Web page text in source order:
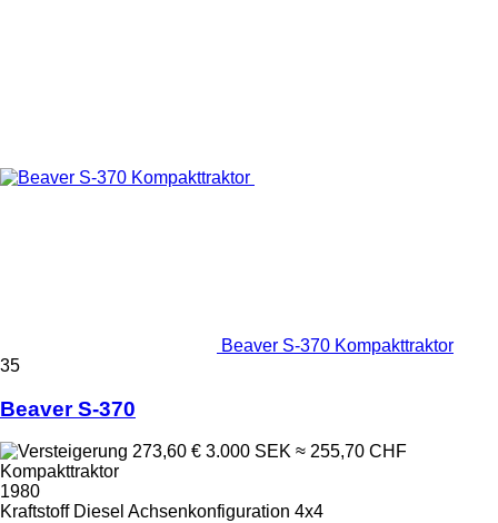
Beaver S-370 Kompakttraktor
35
Beaver S-370
273,60 € 3.000 SEK ≈ 255,70 CHF
Kompakttraktor
1980
Kraftstoff Diesel Achsenkonfiguration 4x4